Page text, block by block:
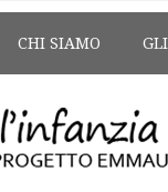
CHI SIAMO